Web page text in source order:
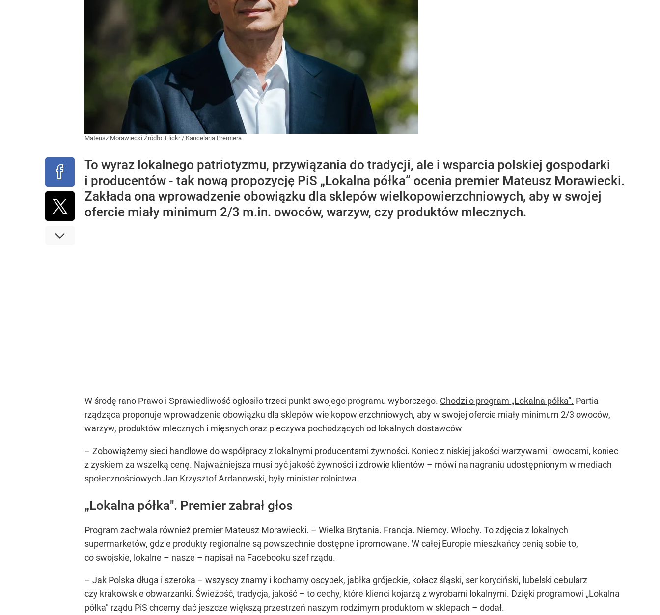
Mateusz Morawiecki Źródło: Flickr/ Kancelaria Premiera
To wyraz lokalnego patriotyzmu, przywiązania do tradycji, ale i wsparcia polskiej gospodarki
i producentów - tak nową propozycję PiS „Lokalna półka” ocenia premier Mateusz Morawiecki.
Zakłada ona wprowadzenie obowiązku dla sklepów wielkopowierzchniowych, aby w swojej
ofercie miały minimum 2/3 m.in. owoców, warzyw, czy produktów mlecznych.
W środę rano Prawo i Sprawiedliwość ogłosiło trzeci punkt swojego programu wyborczego. Chodzi o program „Lokalna półka”. Partia
rządząca proponuje wprowadzenie obowiązku dla sklepów wielkopowierzchniowych, aby w swojej ofercie miały minimum 2/3 owoców,
warzyw, produktów mlecznych i mięsnych oraz pieczywa pochodzących od lokalnych dostawców
– Zobowiążemy sieci handlowe do współpracy z lokalnymi producentami żywności. Koniec z niskiej jakości warzywami i owocami, koniec
z zyskiem za wszelką cenę. Najważniejsza musi być jakość żywności i zdrowie klientów – mówi na nagraniu udostępnionym w mediach
społecznościowych Jan Krzysztof Ardanowski, były minister rolnictwa.
„Lokalna półka". Premier zabrał głos
Program zachwala również premier Mateusz Morawiecki. – Wielka Brytania. Francja. Niemcy. Włochy. To zdjęcia z lokalnych
supermarketów, gdzie produkty regionalne są powszechnie dostępne i promowane. W całej Europie mieszkańcy cenią sobie to,
co swojskie, lokalne – nasze – napisał na Facebooku szef rządu.
– Jak Polska długa i szeroka – wszyscy znamy i kochamy oscypek, jabłka grójeckie, kołacz śląski, ser koryciński, lubelski cebularz
czy krakowskie obwarzanki. Świeżość, tradycja, jakość – to cechy, które klienci kojarzą z wyrobami lokalnymi. Dzięki programowi „Lokalna
półka" rządu PiS chcemy dać jeszcze większą przestrzeń naszym rodzimym produktom w sklepach – dodał.